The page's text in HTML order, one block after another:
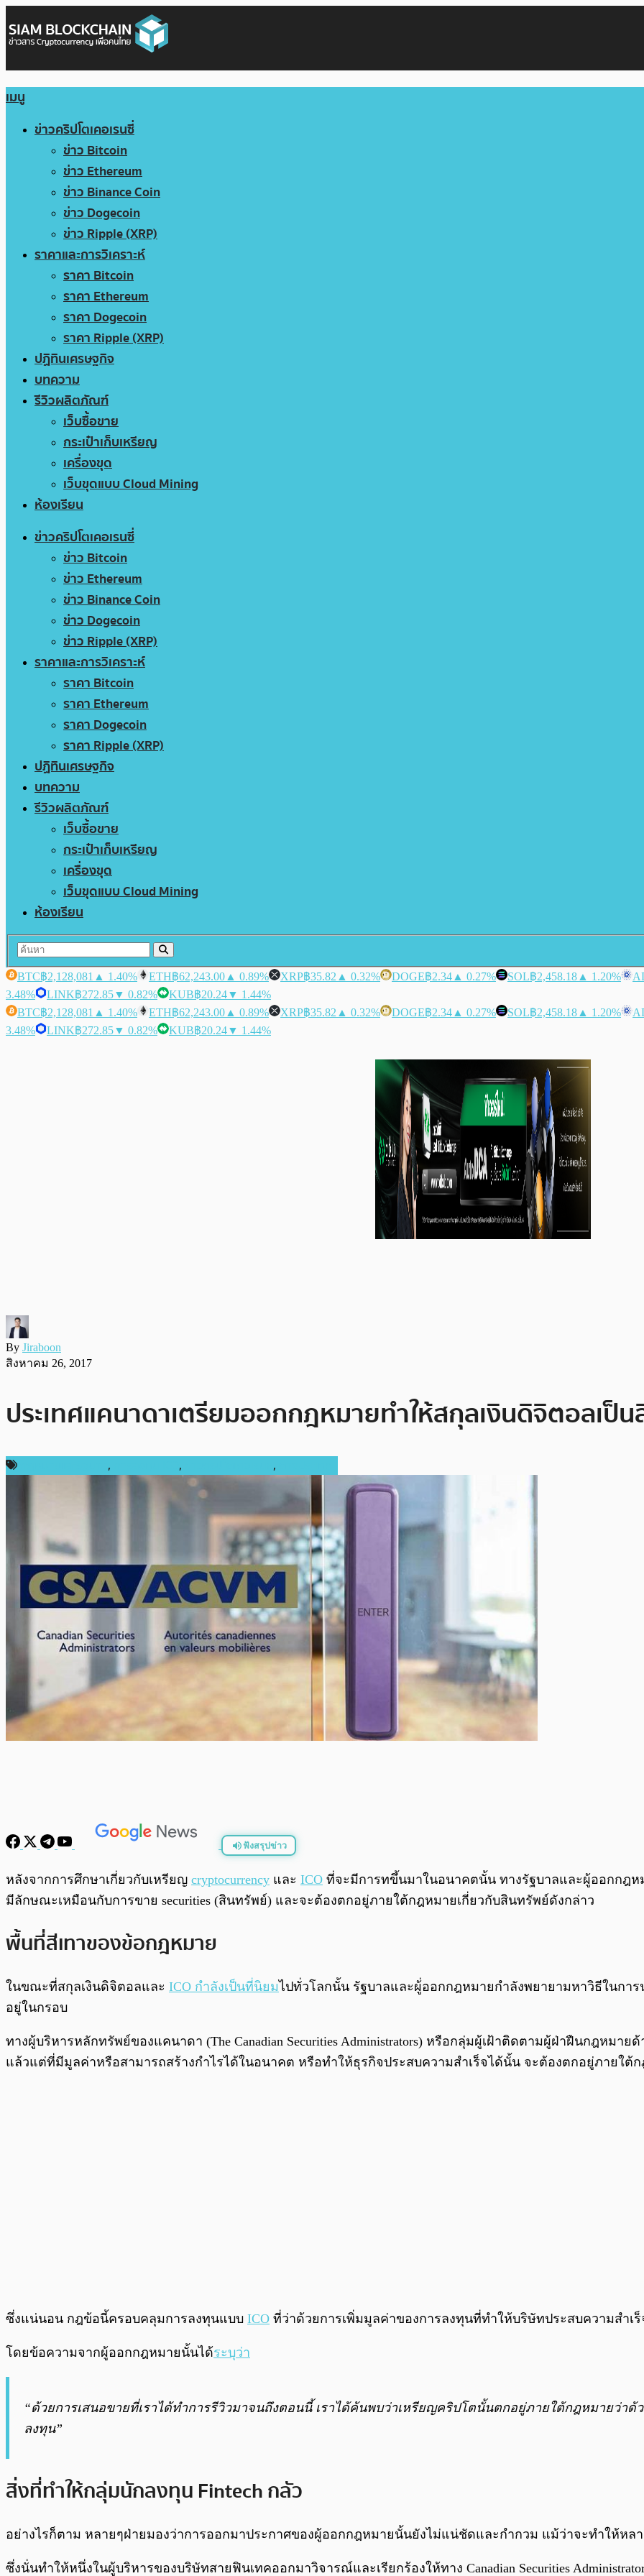
เมนู
ข่าวคริปโตเคอเรนซี่
ข่าว Bitcoin
ข่าว Ethereum
ข่าว Binance Coin
ข่าว Dogecoin
ข่าว Ripple (XRP)
ราคาและการวิเคราะห์
ราคา Bitcoin
ราคา Ethereum
ราคา Dogecoin
ราคา Ripple (XRP)
ปฏิทินเศรษฐกิจ
บทความ
รีวิวผลิตภัณฑ์
เว็บซื้อขาย
กระเป๋าเก็บเหรียญ
เครื่องขุด
เว็บขุดแบบ Cloud Mining
ห้องเรียน
ข่าวคริปโตเคอเรนซี่
ข่าว Bitcoin
ข่าว Ethereum
ข่าว Binance Coin
ข่าว Dogecoin
ข่าว Ripple (XRP)
ราคาและการวิเคราะห์
ราคา Bitcoin
ราคา Ethereum
ราคา Dogecoin
ราคา Ripple (XRP)
ปฏิทินเศรษฐกิจ
บทความ
รีวิวผลิตภัณฑ์
เว็บซื้อขาย
กระเป๋าเก็บเหรียญ
เครื่องขุด
เว็บขุดแบบ Cloud Mining
ห้องเรียน
BTC฿2,128,081 ▲ 1.40% ETH฿62,243.00 ▲ 0.89% XRP฿35.82 ▲ 0.32% DOGE฿2.34 ▲ 0.27% SOL฿2,458.18 ▲ 1.20%
3.48%
LINK฿272.85▼ 0.82% KUB฿20.24▼ 1.44%
BTC฿2,128,081 ▲ 1.40% ETH฿62,243.00 ▲ 0.89% XRP฿35.82 ▲ 0.32% DOGE฿2.34 ▲ 0.27% SOL฿2,458.18 ▲ 1.20%
3.48%
LINK฿272.85▼ 0.82% KUB฿20.24▼ 1.44%
By Jiraboon
สิงหาคม 26, 2017
ประเทศแคนาดาเตรียมออกกฎหมายทำให้สกุลเงินดิจิตอลเป็
, , ,
ฟังสรุปข่าว
พร้อมเล่น
หลังจากการศึกษาเกี่ยวกับเหรียญ cryptocurrency และ ICO ที่จะมีการทขึ้นมาในอนาคตนั้น ทางรัฐบาลและผู้ออกกฎห
มีลักษณะเหมือนกับการขาย securities (สินทรัพย์) และจะต้องตกอยู่ภายใต้กฎหมายเกี่ยวกับสินทรัพย์ดังกล่าว
พื้นที่สีเทาของข้อกฎหมาย
ในขณะที่สกุลเงินดิจิตอลและ ICO กำลังเป็นที่นิยมไปทั่วโลกนั้น รัฐบาลและผู้่ออกกฎหมายกำลังพยายามหาวิธีในกา
อยู่ในกรอบ
ทางผู้บริหารหลักทรัพย์ของแคนาดา (The Canadian Securities Administrators) หรือกลุ่มผู้เฝ้าติดตามผู้ฝ่าฝืนกฎหมา
แล้วแต่ที่มีมูลค่าหรือสามารถสร้างกำไรได้ในอนาคต หรือทำให้ธุรกิจประสบความสำเร็จได้นั้น จะต้องตกอยู่ภายใต้
ซึ่งแน่นอน กฎข้อนี้ครอบคลุมการลงทุนแบบ ICO ที่ว่าด้วยการเพิ่มมูลค่าของการลงทุนที่ทำให้บริษัทประสบความสำเ
โดยข้อความจากผู้ออกกฎหมายนั้นได้ระบุว่า
“ด้วยการเสนอขายที่เราได้ทำการรีวิวมาจนถึงตอนนี้ เราได้ค้นพบว่าเหรียญคริปโตนั้นตกอยู่ภายใต้กฎหมายว่า
ลงทุน”
สิ่งที่ทำให้กลุ่มนักลงทุน Fintech กลัว
อย่างไรก็ตาม หลายๆฝ่ายมองว่าการออกมาประกาศของผู้ออกกฎหมายนั้นยังไม่แน่ชัดและกำกวม แม้ว่าจะทำให้หล
ซึ่งนั่นทำให้หนึ่งในผู้บริหารของบริษัทสายฟินเทคออกมาวิจารณ์และเรียกร้องให้ทาง Canadian Securities